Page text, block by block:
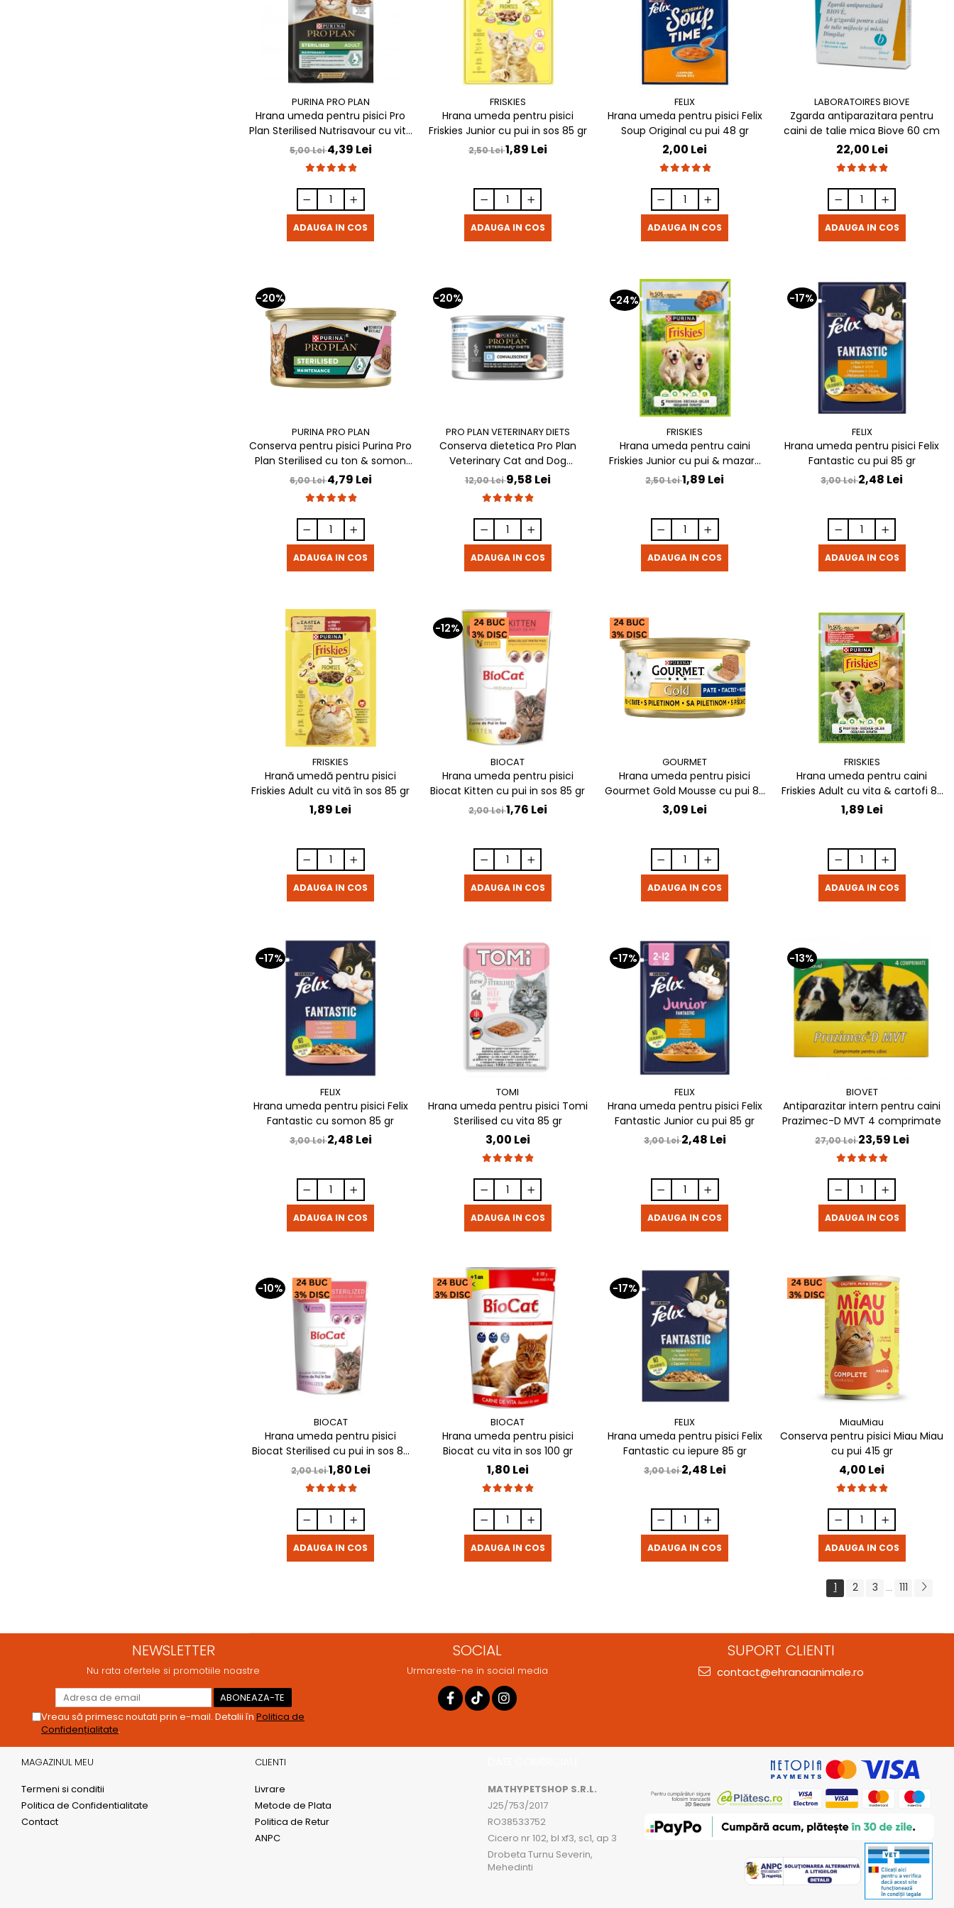
PURINA PRO PLAN
Hrana umeda pentru pisici Pro
Plan Sterilised Nutrisavour cu vita
85 gr
5,00 Lei4,39 Lei
ADAUGA IN COS
FRISKIES
Hrana umeda pentru pisici
Friskies Junior cu pui in sos 85 gr
2,50 Lei1,89 Lei
ADAUGA IN COS
FELIX
Hrana umeda pentru pisici Felix
Soup Original cu pui 48 gr
2,00 Lei
ADAUGA IN COS
LABORATOIRES BIOVE
Zgarda antiparazitara pentru
caini de talie mica Biove 60 cm
22,00 Lei
ADAUGA IN COS
-20%
PURINA PRO PLAN
Conserva pentru pisici Purina Pro
Plan Sterilised cu ton & somon
85 gr
6,00 Lei4,79 Lei
ADAUGA IN COS
-20%
PRO PLAN VETERINARY DIETS
Conserva dietetica Pro Plan
Veterinary Cat and Dog
Convalescence 195 gr
12,00 Lei9,58 Lei
ADAUGA IN COS
-24%
FRISKIES
Hrana umeda pentru caini
Friskies Junior cu pui & mazare
85 gr
2,50 Lei1,89 Lei
ADAUGA IN COS
-17%
FELIX
Hrana umeda pentru pisici Felix
Fantastic cu pui 85 gr
3,00 Lei2,48 Lei
ADAUGA IN COS
FRISKIES
Hrană umedă pentru pisici
Friskies Adult cu vită în sos 85 gr
1,89 Lei
ADAUGA IN COS
-12%
BIOCAT
Hrana umeda pentru pisici
Biocat Kitten cu pui in sos 85 gr
2,00 Lei1,76 Lei
ADAUGA IN COS
GOURMET
Hrana umeda pentru pisici
Gourmet Gold Mousse cu pui 85
gr
3,09 Lei
ADAUGA IN COS
FRISKIES
Hrana umeda pentru caini
Friskies Adult cu vita & cartofi 85
gr
1,89 Lei
ADAUGA IN COS
-17%
FELIX
Hrana umeda pentru pisici Felix
Fantastic cu somon 85 gr
3,00 Lei2,48 Lei
ADAUGA IN COS
TOMI
Hrana umeda pentru pisici Tomi
Sterilised cu vita 85 gr
3,00 Lei
ADAUGA IN COS
-17%
FELIX
Hrana umeda pentru pisici Felix
Fantastic Junior cu pui 85 gr
3,00 Lei2,48 Lei
ADAUGA IN COS
-13%
BIOVET
Antiparazitar intern pentru caini
Prazimec-D MVT 4 comprimate
27,00 Lei23,59 Lei
ADAUGA IN COS
-10%
BIOCAT
Hrana umeda pentru pisici
Biocat Sterilised cu pui in sos 85
gr
2,00 Lei1,80 Lei
ADAUGA IN COS
BIOCAT
Hrana umeda pentru pisici
Biocat cu vita in sos 100 gr
1,80 Lei
ADAUGA IN COS
-17%
FELIX
Hrana umeda pentru pisici Felix
Fantastic cu iepure 85 gr
3,00 Lei2,48 Lei
ADAUGA IN COS
MiauMiau
Conserva pentru pisici Miau Miau
cu pui 415 gr
4,00 Lei
ADAUGA IN COS
1 2 3 ... 111
NEWSLETTER
Nu rata ofertele si promotiile noastre
Vreau să primesc noutati prin e-mail. Detalii în Politica de
Confidențialitate.
SOCIAL
Urmareste-ne in social media
SUPORT CLIENTI
contact@ehranaanimale.ro
MAGAZINUL MEU
Termeni si conditii
Politica de Confidentialitate
Contact
CLIENTI
Livrare
Metode de Plata
Politica de Retur
ANPC
MATHYPETSHOP S.R.L.
J25/753/2017
RO38533752
Cicero nr 102, bl xf3, sc1, ap 3
Drobeta Turnu Severin,
Mehedinti